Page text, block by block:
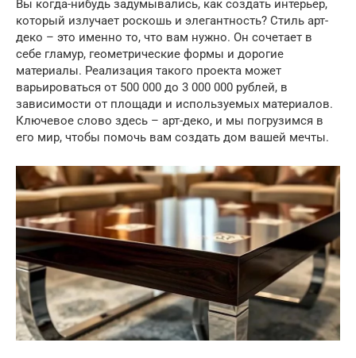
Вы когда-нибудь задумывались, как создать интерьер,
который излучает роскошь и элегантность? Стиль арт-
деко – это именно то, что вам нужно. Он сочетает в
себе гламур, геометрические формы и дорогие
материалы. Реализация такого проекта может
варьироваться от 500 000 до 3 000 000 рублей, в
зависимости от площади и используемых материалов.
Ключевое слово здесь – арт-деко, и мы погрузимся в
его мир, чтобы помочь вам создать дом вашей мечты.